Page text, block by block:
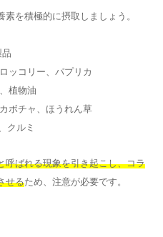
を積極的に摂取しましょう。
ッコリー、パプリカ
植物油
ボチャ、ほうれん草
クルミ
呼ばれる現象を引き起こし、コラ
せるため、注意が必要です。